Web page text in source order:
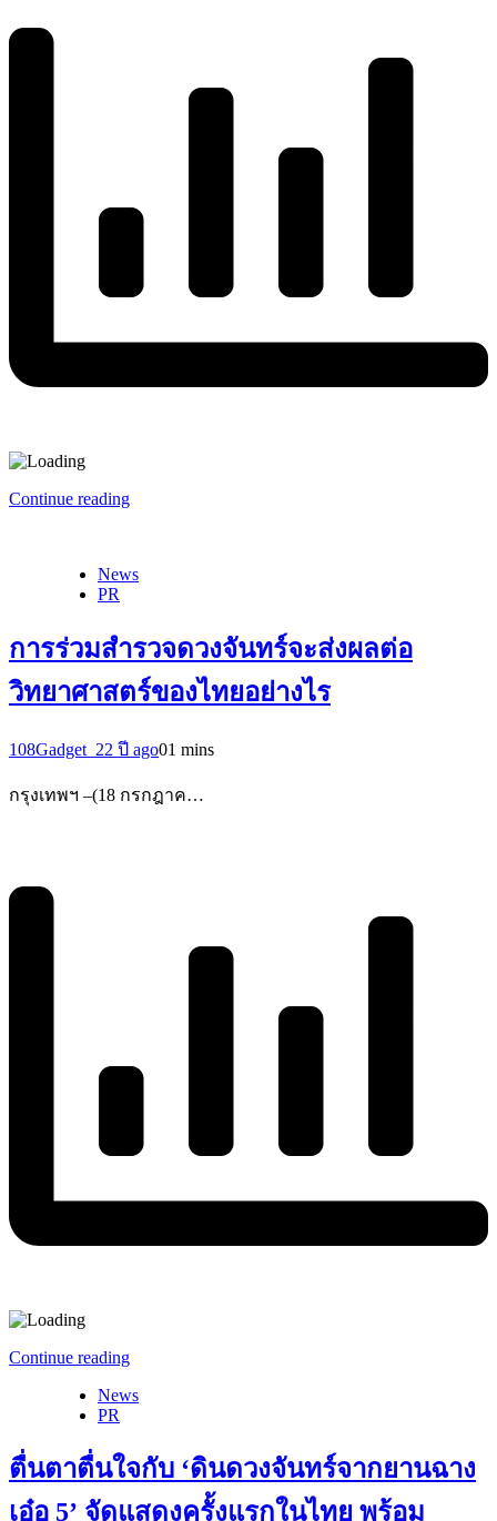
Continue reading
News
PR
การร่วมสํารวจดวงจันทร์จะส่งผลต่อ
วิทยาศาสตร์ของไทยอย่างไร
108Gadget_22 ปี ago01 mins
กรุงเทพฯ –(18 กรกฎาค…
Continue reading
News
PR
ตื่นตาตื่นใจกับ ‘ดินดวงจันทร์จากยานฉาง
เอ๋อ 5’ จัดแสดงครั้งแรกในไทย พร้อม